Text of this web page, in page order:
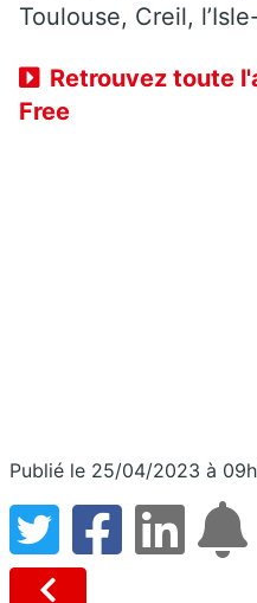
Toulouse, Creil,
Retrouvez toute
Free
Publié le 25/04/2023 à